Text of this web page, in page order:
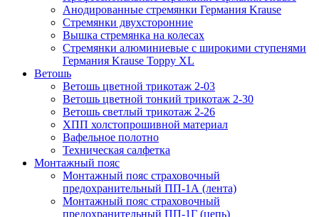
Анодированные стремянки Германия Krause
Стремянки двухсторонние
Вышка стремянка на колесах
Стремянки алюминиевые c широкими ступенями
Германия Krause Toppy XL
Ветошь
Ветошь цветной трикотаж 2-03
Ветошь цветной тонкий трикотаж 2-30
Ветошь светлый трикотаж 2-26
ХПП холстопрошивной материал
Вафельное полотно
Техническая салфетка
Монтажный пояс
Монтажный пояс страховочный
предохранительный ПП-1А (лента)
Монтажный пояс страховочный
предохранительный ПП-1Г (цепь)